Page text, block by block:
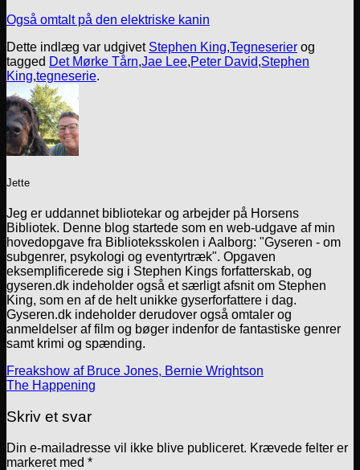
Også omtalt på den elektriske kanin
Dette indlæg var udgivet Stephen King,Tegneserier og
tagged Det Mørke Tårn,Jae Lee,Peter David,Stephen
King,tegneserie.
Jette
Jeg er uddannet bibliotekar og arbejder på Horsens
Bibliotek. Denne blog startede som en web-udgave af min
hovedopgave fra Biblioteksskolen i Aalborg: "Gyseren - om
subgenrer, psykologi og eventyrtræk". Opgaven
eksemplificerede sig i Stephen Kings forfatterskab, og
gyseren.dk indeholder også et særligt afsnit om Stephen
King, som en af de helt unikke gyserforfattere i dag.
Gyseren.dk indeholder derudover også omtaler og
anmeldelser af film og bøger indenfor de fantastiske genrer
samt krimi og spænding.
Freakshow af Bruce Jones, Bernie Wrightson
The Happening
Skriv et svar
Din e-mailadresse vil ikke blive publiceret. Krævede felter er
markeret med *